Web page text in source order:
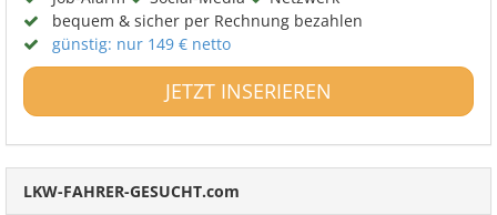
bequem & sicher per Rechnung bezahlen
günstig: nur 149 € netto
JETZT INSERIEREN
LKW-FAHRER-GESUCHT.com